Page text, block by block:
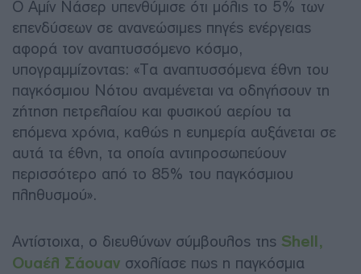
Ο Αμίν Νάσερ υπενθύμισε ότι μόλις το 5% των
επενδύσεων σε ανανεώσιμες πηγές ενέργειας
αφορά τον αναπτυσσόμενο κόσμο,
υπογραμμίζοντας: «Τα αναπτυσσόμενα έθνη του
παγκόσμιου Νότου αναμένεται να οδηγήσουν τη
ζήτηση πετρελαίου και φυσικού αερίου τα
επόμενα χρόνια, καθώς η ευημερία αυξάνεται σε
αυτά τα έθνη, τα οποία αντιπροσωπεύουν
περισσότερο από το 85% του παγκόσμιου
πληθυσμού».
Αντίστοιχα, ο διευθύνων σύμβουλος της Shell,
Ουαέλ Σάουαν σχολίασε πως η παγκόσμια